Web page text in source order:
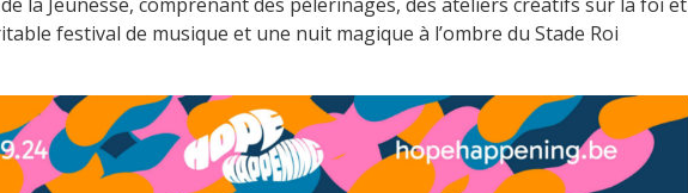
festival de musique et une nuit magique à l’ombre du Stade Roi